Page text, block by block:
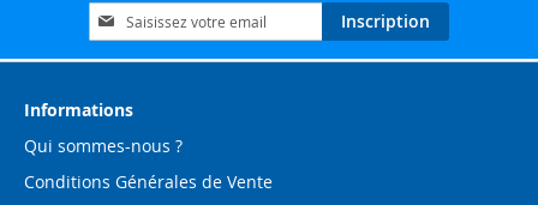
Inscription
à
notre
d’information
Inscription
Informations
Qui sommes-nous ?
Conditions Générales de Vente